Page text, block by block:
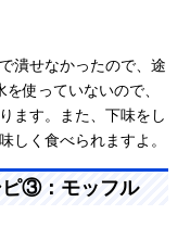
潰せなかったので、途
使っていないので、
ます。また、下味をし
しく食べられますよ。
ピ③：モッフル